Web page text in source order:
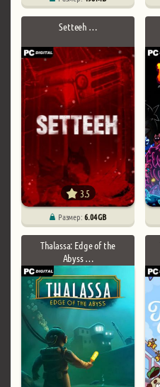
Setteeh …
3.5
Размер:6.04 GB
Thalassa: Edge of the
Abyss …